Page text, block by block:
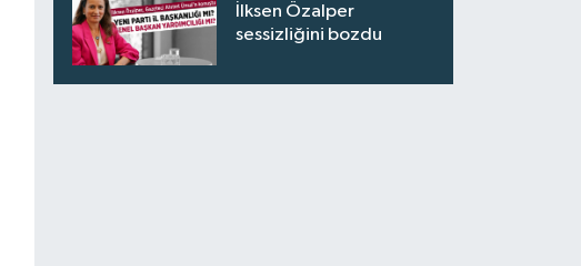
İlksen Özalper
sessizliğini bozdu